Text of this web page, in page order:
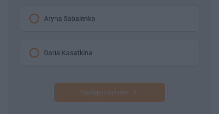
Aryna Sabalenka
Daria Kasatkina
Następne pytanie